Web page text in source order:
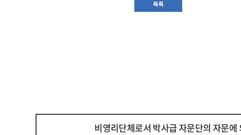
비영리단체로서 박사급 자문단의 자문에